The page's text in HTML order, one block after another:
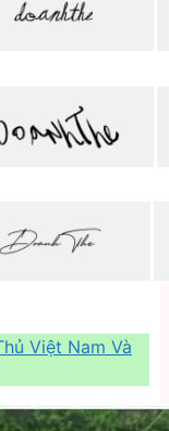
Việt Nam Và